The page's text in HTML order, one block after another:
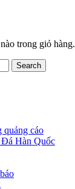
trong giỏ hàng.
quảng cáo
Hàn Quốc